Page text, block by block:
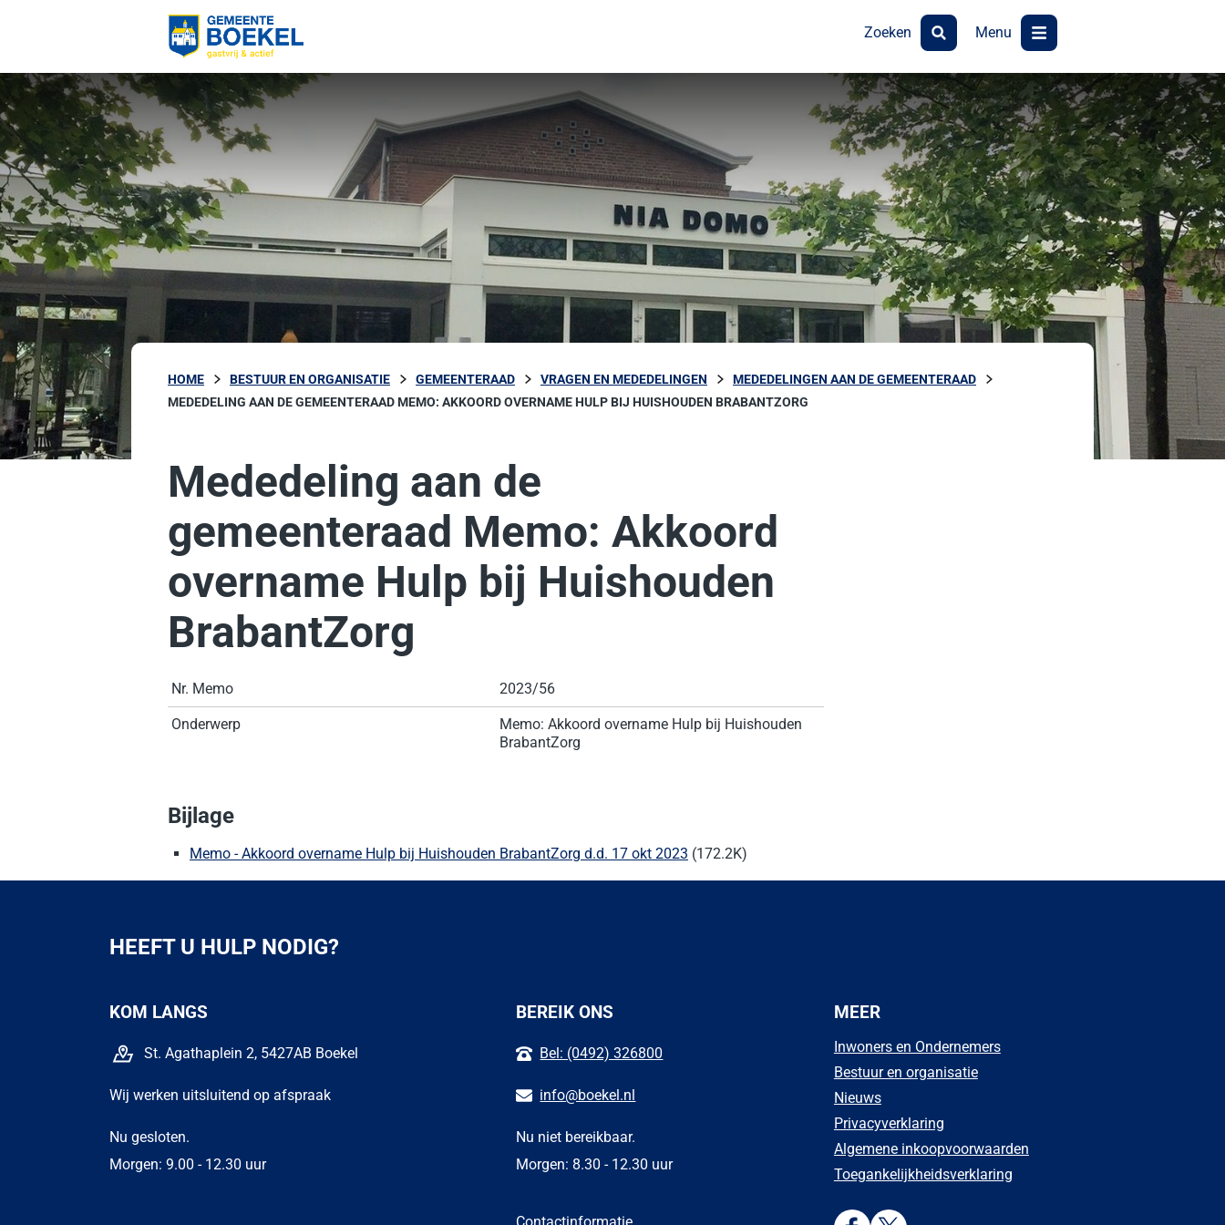
Zoeken Menu
HOME BESTUUR EN ORGANISATIE GEMEENTERAAD VRAGEN EN MEDEDELINGEN
MEDEDELINGEN AAN DE GEMEENTERAAD
MEDEDELING AAN DE GEMEENTERAAD MEMO: AKKOORD OVERNAME HULP BIJ HUISHOUDEN BRABANTZORG
Mededeling aan de
gemeenteraad Memo: Akkoord
overname Hulp bij Huishouden
BrabantZorg
Nr. Memo 2023/56
Onderwerp
Memo: Akkoord overname Hulp bij Huishouden
BrabantZorg
Bijlage
Memo - Akkoord overname Hulp bij Huishouden BrabantZorg d.d. 17 okt 2023 (172.2K)
HEEFT U HULP NODIG?
KOM LANGS
St. Agathaplein 2, 5427AB Boekel
Wij werken uitsluitend op afspraak
Nu gesloten.
Morgen: 9.00 - 12.30 uur
BEREIK ONS
Bel: (0492) 326800
info@boekel.nl
Nu niet bereikbaar.
Morgen: 8.30 - 12.30 uur
MEER
Inwoners en Ondernemers
Bestuur en organisatie
Nieuws
Privacyverklaring
Algemene inkoopvoorwaarden
Toegankelijkheidsverklaring